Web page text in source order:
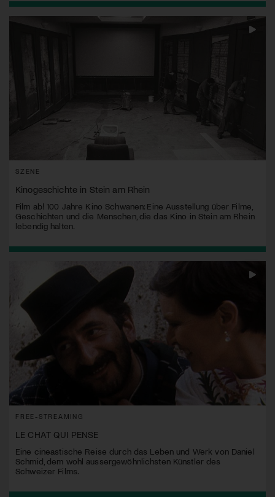
SZENE
Kinogeschichte in Stein am Rhein
Film ab! 100 Jahre Kino Schwanen: Eine Ausstellung über Filme,
Geschichten und die Menschen, die das Kino in Stein am Rhein
lebendig halten.
FREE-STREAMING
LE CHAT QUI PENSE
Eine cineastische Reise durch das Leben und Werk von Daniel
Schmid, dem wohl aussergewöhnlichsten Künstler des
Schweizer Films.